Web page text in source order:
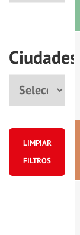
Ciudades
LIMPIAR
FILTROS